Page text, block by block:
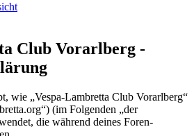
Club Vorarlberg -
wie „Vespa-Lambretta Club Vorarlberg“
(im Folgenden „der
die während deines Foren-